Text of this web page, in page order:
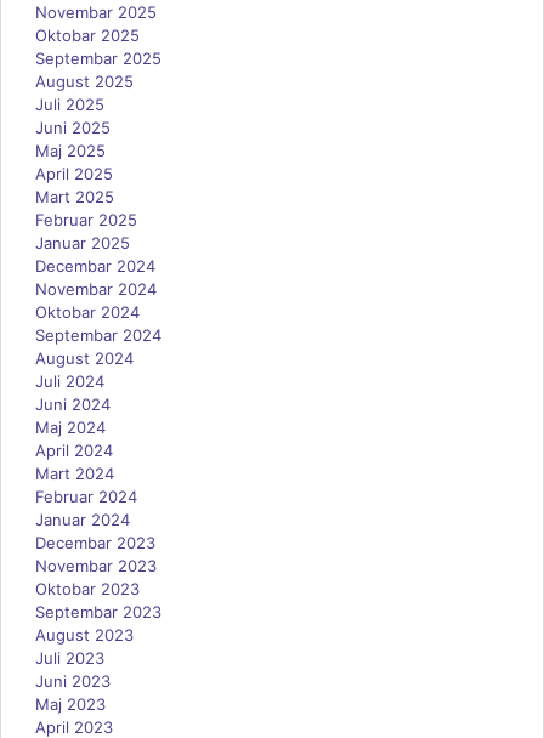
Novembar 2025
Oktobar 2025
Septembar 2025
August 2025
Juli 2025
Juni 2025
Maj 2025
April 2025
Mart 2025
Februar 2025
Januar 2025
Decembar 2024
Novembar 2024
Oktobar 2024
Septembar 2024
August 2024
Juli 2024
Juni 2024
Maj 2024
April 2024
Mart 2024
Februar 2024
Januar 2024
Decembar 2023
Novembar 2023
Oktobar 2023
Septembar 2023
August 2023
Juli 2023
Juni 2023
Maj 2023
April 2023